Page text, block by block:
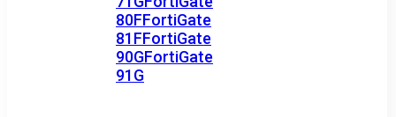
80FFortiGate
81FFortiGate
90GFortiGate
91G